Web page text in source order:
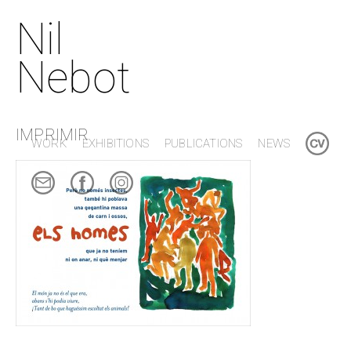
Nil
Nebot
WORK EXHIBITIONS PUBLICATIONS NEWS
IMPRIMIR